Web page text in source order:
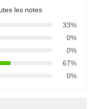
les notes
33%
0%
0%
67%
0%